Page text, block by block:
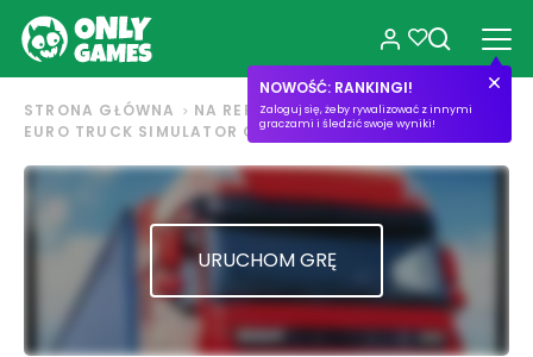
NOWOŚĆ: RANKINGI!
Zaloguj się, żeby rywalizować z innymi
graczami i śledzić swoje wyniki!
STRONA GŁÓWNA
NA REFLEKS
EURO TRUCK SIMULATOR CARGO TRUCK DRIVE
URUCHOM GRĘ